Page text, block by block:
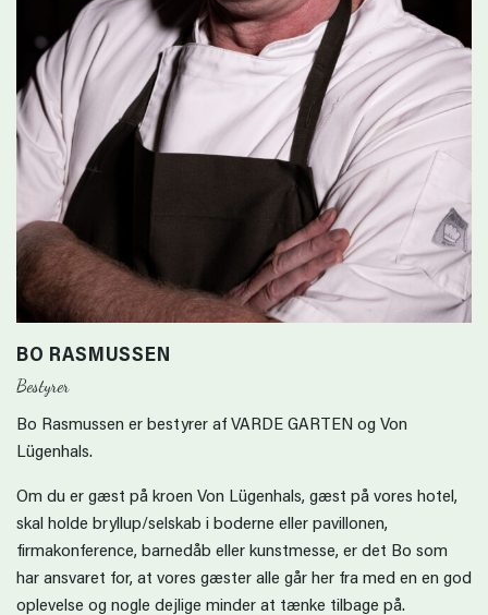
BO RASMUSSEN
Bestyrer
Bo Rasmussen er bestyrer af VARDE GARTEN og Von
Lügenhals.
Om du er gæst på kroen Von Lügenhals, gæst på vores hotel,
skal holde bryllup/selskab i boderne eller pavillonen,
firmakonference, barnedåb eller kunstmesse, er det Bo som
har ansvaret for, at vores gæster alle går her fra med en en god
oplevelse og nogle dejlige minder at tænke tilbage på.